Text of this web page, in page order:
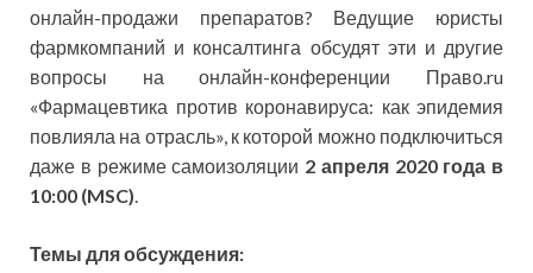
онлайн-продажи препаратов? Ведущие юристы
фармкомпаний и консалтинга обсудят эти и другие
вопросы на онлайн-конференции Право.ru
«Фармацевтика против коронавируса: как эпидемия
повлияла на отрасль», к которой можно подключиться
даже в режиме самоизоляции 2 апреля 2020 года в
10:00 (MSC)
Темы для обсуждения: